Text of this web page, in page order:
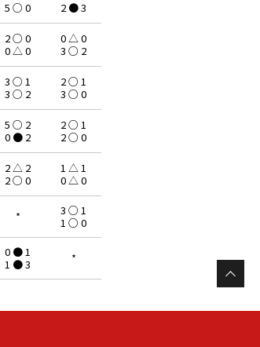
5 ○ 0
2 ● 3
2 ○ 0
0 △ 0
0 △ 0
3 ○ 2
3 ○ 1
3 ○ 2
2 ○ 1
3 ○ 0
5 ○ 2
0 ● 2
2 ○ 1
2 ○ 0
2 △ 2
2 ○ 0
1 △ 1
0 △ 0
*
3 ○ 1
1 ○ 0
0 ● 1
1 ● 3
*